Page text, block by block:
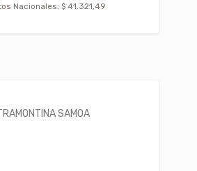
Nacionales: $ 41.321,49
SAMOA